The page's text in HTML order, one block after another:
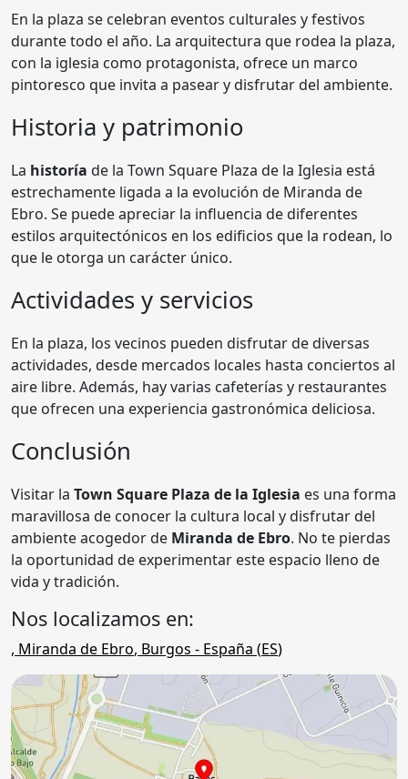
En la plaza se celebran eventos culturales y festivos
durante todo el año. La arquitectura que rodea la plaza,
con la iglesia como protagonista, ofrece un marco
pintoresco que invita a pasear y disfrutar del ambiente.
Historia y patrimonio
La historía de la Town Square Plaza de la Iglesia está
estrechamente ligada a la evolución de Miranda de
Ebro. Se puede apreciar la influencia de diferentes
estilos arquitectónicos en los edificios que la rodean, lo
que le otorga un carácter único.
Actividades y servicios
En la plaza, los vecinos pueden disfrutar de diversas
actividades, desde mercados locales hasta conciertos al
aire libre. Además, hay varias cafeterías y restaurantes
que ofrecen una experiencia gastronómica deliciosa.
Conclusión
Visitar la Town Square Plaza de la Iglesia es una forma
maravillosa de conocer la cultura local y disfrutar del
ambiente acogedor de Miranda de Ebro. No te pierdas
la oportunidad de experimentar este espacio lleno de
vida y tradición.
Nos localizamos en:
, Miranda de Ebro, Burgos - España (ES)